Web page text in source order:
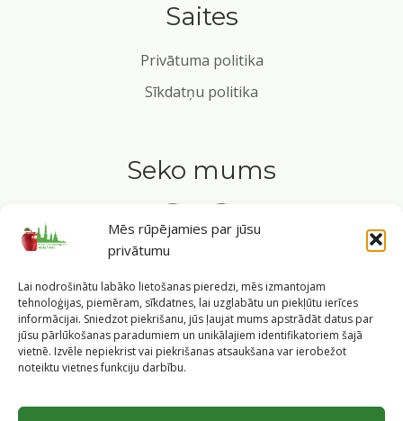
Mēs rūpējamies par jūsu
privātumu
Lai nodrošinātu labāko lietošanas pieredzi, mēs izmantojam
tehnoloģijas, piemēram, sīkdatnes, lai uzglabātu un piekļūtu ierīces
informācijai. Sniedzot piekrišanu, jūs ļaujat mums apstrādāt datus par
jūsu pārlūkošanas paradumiem un unikālajiem identifikatoriem šajā
vietnē. Izvēle nepiekrist vai piekrišanas atsaukšana var ierobežot
noteiktu vietnes funkciju darbību.
Saites
Privātuma politika
Sīkdatņu politika
Seko mums
©2026 Veselīgs rīdzinieks veselā Rīgā |Pārpublicējot
informāciju, atsauce uz Rīgas valstspilsētas pašvaldības